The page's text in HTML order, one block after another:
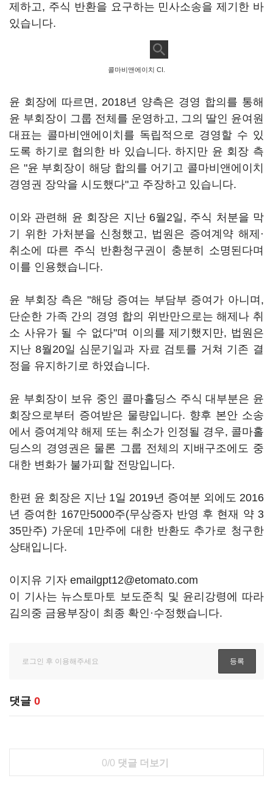
제하고, 주식 반환을 요구하는 민사소송을 제기한 바
있습니다.
콜마비앤에이치 CI.
윤 회장에 따르면, 2018년 양측은 경영 합의를 통해
윤 부회장이 그룹 전체를 운영하고, 그의 딸인 윤여원
대표는 콜마비앤에이치를 독립적으로 경영할 수 있
도록 하기로 협의한 바 있습니다. 하지만 윤 회장 측
은 "윤 부회장이 해당 합의를 어기고 콜마비앤에이치
경영권 장악을 시도했다"고 주장하고 있습니다.
이와 관련해 윤 회장은 지난 6월2일, 주식 처분을 막
기 위한 가처분을 신청했고, 법원은 증여계약 해제·
취소에 따른 주식 반환청구권이 충분히 소명된다며
이를 인용했습니다.
윤 부회장 측은 "해당 증여는 부담부 증여가 아니며,
단순한 가족 간의 경영 합의 위반만으로는 해제나 취
소 사유가 될 수 없다"며 이의를 제기했지만, 법원은
지난 8월20일 심문기일과 자료 검토를 거쳐 기존 결
정을 유지하기로 하였습니다.
윤 부회장이 보유 중인 콜마홀딩스 주식 대부분은 윤
회장으로부터 증여받은 물량입니다. 향후 본안 소송
에서 증여계약 해제 또는 취소가 인정될 경우, 콜마홀
딩스의 경영권은 물론 그룹 전체의 지배구조에도 중
대한 변화가 불가피할 전망입니다.
한편 윤 회장은 지난 1일 2019년 증여분 외에도 2016
년 증여한 167만5000주(무상증자 반영 후 현재 약 3
35만주) 가운데 1만주에 대한 반환도 추가로 청구한
상태입니다.
이지유 기자 emailgpt12@etomato.com
이 기사는 뉴스토마토 보도준칙 및 윤리강령에 따라
김의중 금융부장이 최종 확인·수정했습니다.
댓글 0
0/0 댓글 더보기